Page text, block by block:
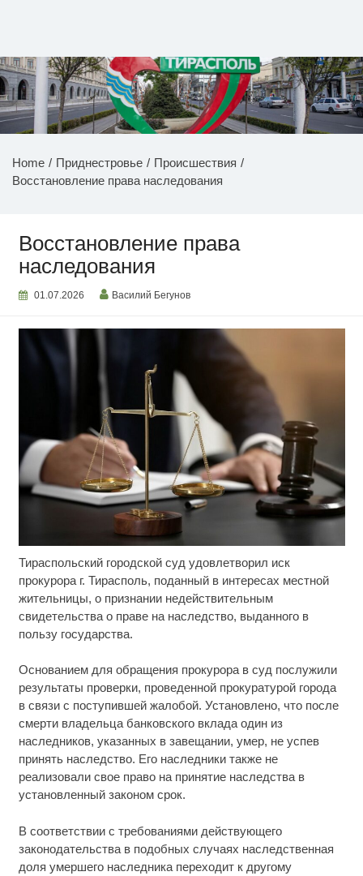
НОВОСТИ ПРИДНЕСТРОВЬЯ
Home Приднестровье
Происшествия
Восстановление права наследования
Восстановление права
наследования
01.07.2026 Василий Бегунов
Тираспольский городской суд удовлетворил иск
прокурора г. Тирасполь, поданный в интересах местной
жительницы, о признании недействительным
свидетельства о праве на наследство, выданного в
пользу государства.
Основанием для обращения прокурора в суд послужили
результаты проверки, проведенной прокуратурой города
в связи с поступившей жалобой. Установлено, что после
смерти владельца банковского вклада один из
наследников, указанных в завещании, умер, не успев
принять наследство. Его наследники также не
реализовали свое право на принятие наследства в
установленный законом срок.
В соответствии с требованиями действующего
законодательства в подобных случаях наследственная
доля умершего наследника переходит к другому
Ролик длится несколько секунд, а смеяться вы
будете долго
Этот танец невесты оставит вас без слов!
Пересмотрела 10 раз
равнодушным